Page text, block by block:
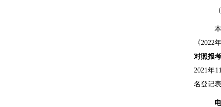
《2022
对照报
2021年11
名登记